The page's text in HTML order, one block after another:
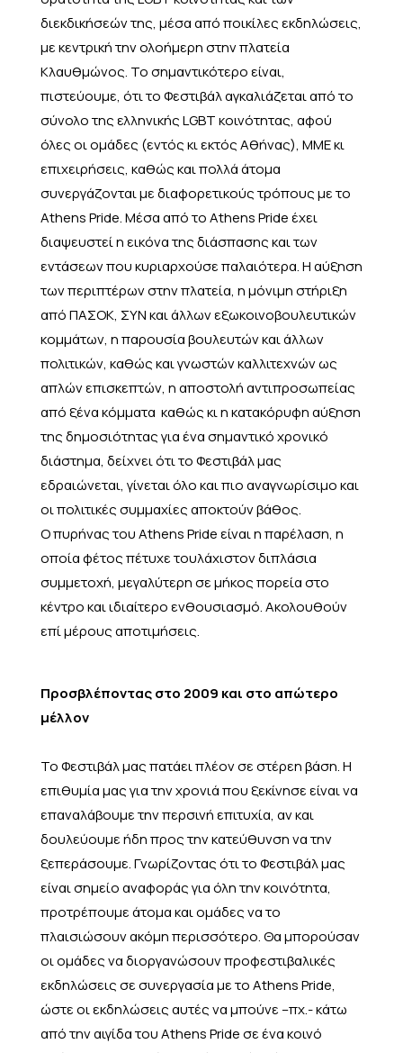
διεκδικήσεών της, μέσα από ποικίλες εκδηλώσεις,
με κεντρική την ολοήμερη στην πλατεία
Κλαυθμώνος. Το σημαντικότερο είναι,
πιστεύουμε, ότι το Φεστιβάλ αγκαλιάζεται από το
σύνολο της ελληνικής LGBT κοινότητας, αφού
όλες οι ομάδες (εντός κι εκτός Αθήνας), ΜΜΕ κι
επιχειρήσεις, καθώς και πολλά άτομα
συνεργάζονται με διαφορετικούς τρόπους με το
Athens Pride. Μέσα από το Athens Pride έχει
διαψευστεί η εικόνα της διάσπασης και των
εντάσεων που κυριαρχούσε παλαιότερα. Η αύξηση
των περιπτέρων στην πλατεία, η μόνιμη στήριξη
από ΠΑΣΟΚ, ΣΥΝ και άλλων εξωκοινοβουλευτικών
κομμάτων, η παρουσία βουλευτών και άλλων
πολιτικών, καθώς και γνωστών καλλιτεχνών ως
απλών επισκεπτών, η αποστολή αντιπροσωπείας
από ξένα κόμματα καθώς κι η κατακόρυφη αύξηση
της δημοσιότητας για ένα σημαντικό χρονικό
διάστημα, δείχνει ότι το Φεστιβάλ μας
εδραιώνεται, γίνεται όλο και πιο αναγνωρίσιμο και
οι πολιτικές συμμαχίες αποκτούν βάθος.
Ο πυρήνας του Athens Pride είναι η παρέλαση, η
οποία φέτος πέτυχε τουλάχιστον διπλάσια
συμμετοχή, μεγαλύτερη σε μήκος πορεία στο
κέντρο και ιδιαίτερο ενθουσιασμό. Ακολουθούν
επί μέρους αποτιμήσεις.
Προσβλέποντας στο 2009 και στο απώτερο
μέλλον
Το Φεστιβάλ μας πατάει πλέον σε στέρεη βάση. Η
επιθυμία μας για την χρονιά που ξεκίνησε είναι να
επαναλάβουμε την περσινή επιτυχία, αν και
δουλεύουμε ήδη προς την κατεύθυνση να την
ξεπεράσουμε. Γνωρίζοντας ότι το Φεστιβάλ μας
είναι σημείο αναφοράς για όλη την κοινότητα,
προτρέπουμε άτομα και ομάδες να το
πλαισιώσουν ακόμη περισσότερο. Θα μπορούσαν
οι ομάδες να διοργανώσουν προφεστιβαλικές
εκδηλώσεις σε συνεργασία με το Athens Pride,
ώστε οι εκδηλώσεις αυτές να μπούνε –πχ.- κάτω
από την αιγίδα του Athens Pride σε ένα κοινό